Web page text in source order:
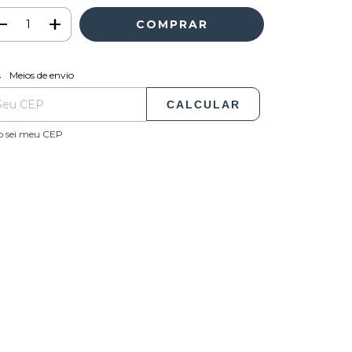
para o CEP:
Meios de envio
CALCULAR
sei meu CEP